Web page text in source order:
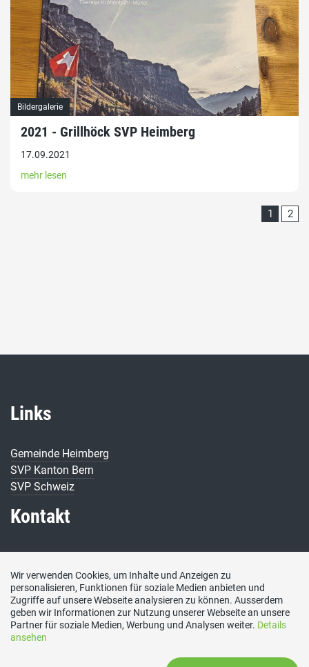
Bildergalerie
2021 - Grillhöck SVP Heimberg
17.09.2021
mehr lesen
1 2
Links
Gemeinde Heimberg
SVP Kanton Bern
SVP Schweiz
Kontakt
Präsident SVP Heimberg
Bäumbergstrasse 6
3627 Heimberg
Tel: 079 873 34 95
Social Media
Wir verwenden Cookies, um Inhalte und Anzeigen zu
personalisieren, Funktionen für soziale Medien anbieten und
Zugriffe auf unsere Webseite analysieren zu können. Ausserdem
geben wir Informationen zur Nutzung unserer Webseite an unsere
Partner für soziale Medien, Werbung und Analysen weiter. Details
ansehen